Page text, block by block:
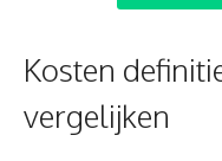
Kosten
vergelijken